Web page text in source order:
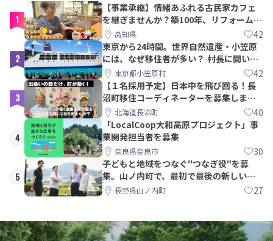
1
【事業承継】情緒あふれる古民家カフェ
を継ぎませんか？築100年、リフォームか
ら約10年！
高知県 42
2
東京から24時間。世界自然遺産・小笠原
には、なぜ移住者が多い？ 村長に聞いて
みた東京都小笠原村 42
3
【１名採用予定】日本中を飛び回る！長
沼町移住コーディネーターを募集しま
す！北海道長沼町 40
4
「LocalCoop大和高原プロジェクト」事
業開発担当者を募集
奈良県奈良市 30
5
子どもと地域をつなぐ"つなぎ役"を募
集。山ノ内町で、最初で最後の新しい学
校づくりを一緒に
長野県山ノ内町 27